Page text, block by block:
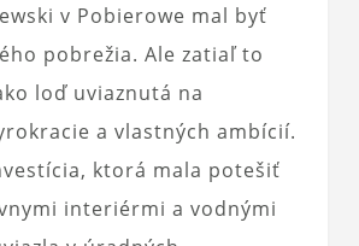
v Pobierowe mal byť
pobrežia. Ale zatiaľ to
loď uviaznutá na
a vlastných ambícií.
ktorá mala potešiť
interiérmi a vodnými